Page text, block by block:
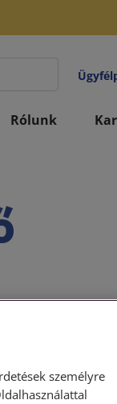
Rólunk
személyre